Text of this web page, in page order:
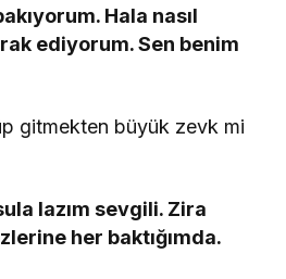
Hala nasıl
ediyorum. Sen benim
gitmekten büyük zevk mi
lazım sevgili. Zira
her baktığımda.